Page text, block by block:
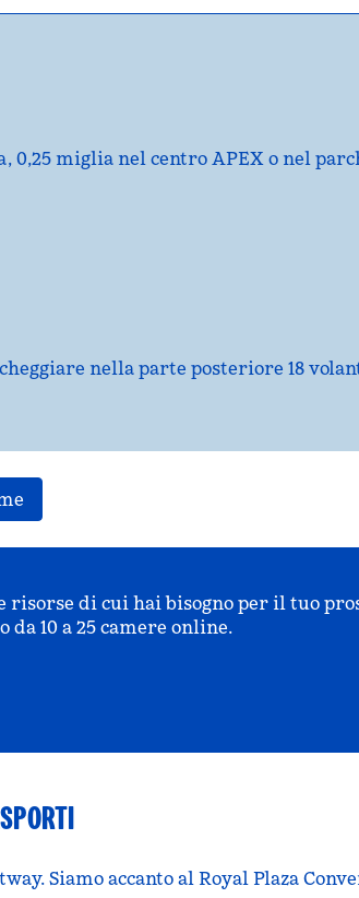
0,25 miglia nel centro APEX o nel
nella parte posteriore 18
risorse di cui hai bisogno per il tuo
10 a 25 camere online.
Siamo accanto al Royal Plaza